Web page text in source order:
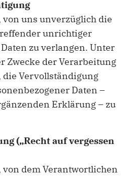
von uns unverzüglich die
unrichtiger
zu verlangen. Unter
Zwecke der Verarbeitung
die Vervollständigung
Daten –
Erklärung – zu
(„Recht auf vergessen
von dem Verantwortlichen